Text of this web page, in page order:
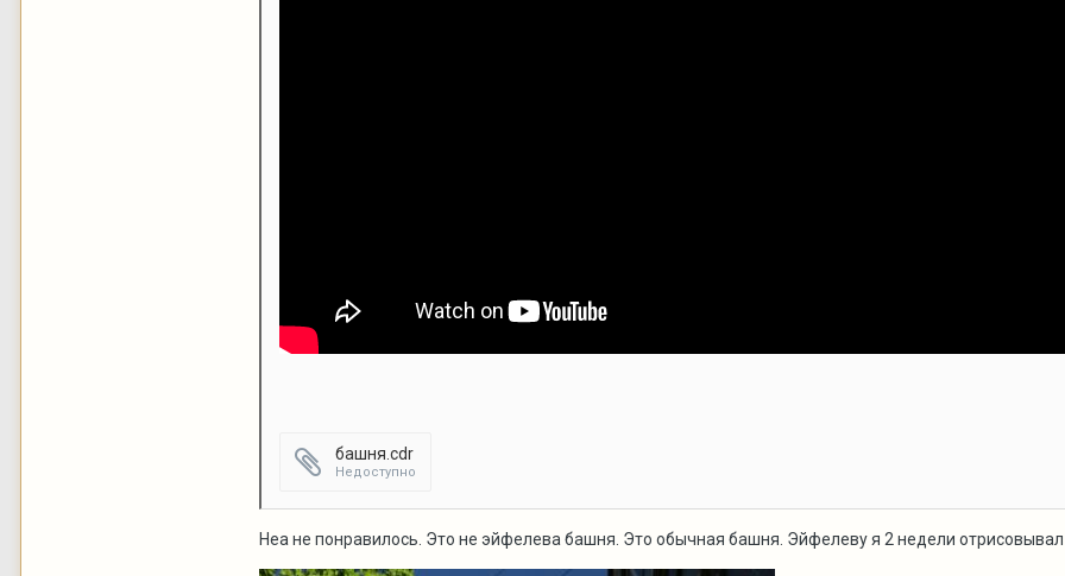
башня.cdr
Недоступно
Неа не понравилось. Это не эйфелева башня. Это обычная башня. Эйфелеву я 2 недели